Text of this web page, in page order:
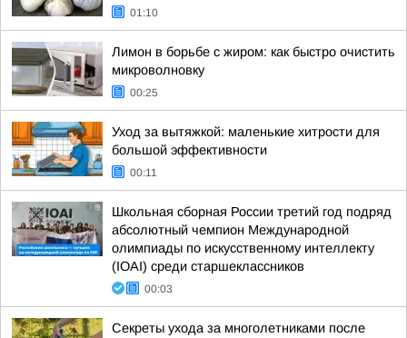
01:10
Лимон в борьбе с жиром: как быстро очистить
микроволновку
00:25
Уход за вытяжкой: маленькие хитрости для
большой эффективности
00:11
Школьная сборная России третий год подряд
абсолютный чемпион Международной
олимпиады по искусственному интеллекту
(IOAI) среди старшеклассников
00:03
Секреты ухода за многолетниками после